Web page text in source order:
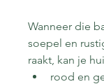
Wanneer die
soepel en
raakt, kan je
rood en